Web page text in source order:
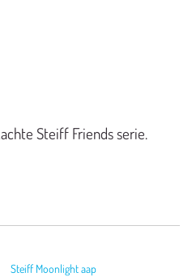
Steiff Friends serie.
Steiff Moonlight aap